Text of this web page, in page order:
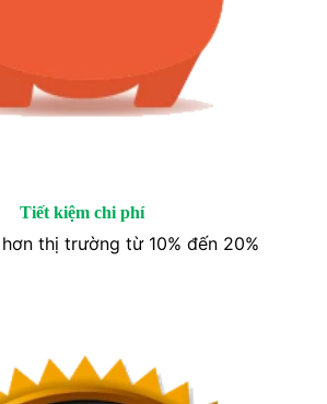
Tiết kiệm chi phí
thị trường từ 10% đến 20%